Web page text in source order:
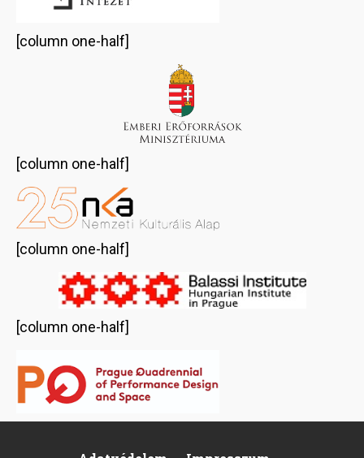
[column one-half]
[column one-half]
[column one-half]
[column one-half]